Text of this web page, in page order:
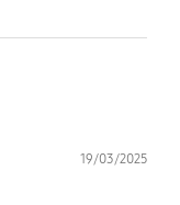
19/03/2025